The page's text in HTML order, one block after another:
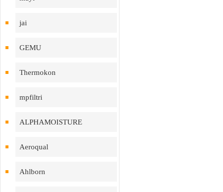
jai
GEMU
Thermokon
mpfiltri
ALPHAMOISTURE
Aeroqual
Ahlborn